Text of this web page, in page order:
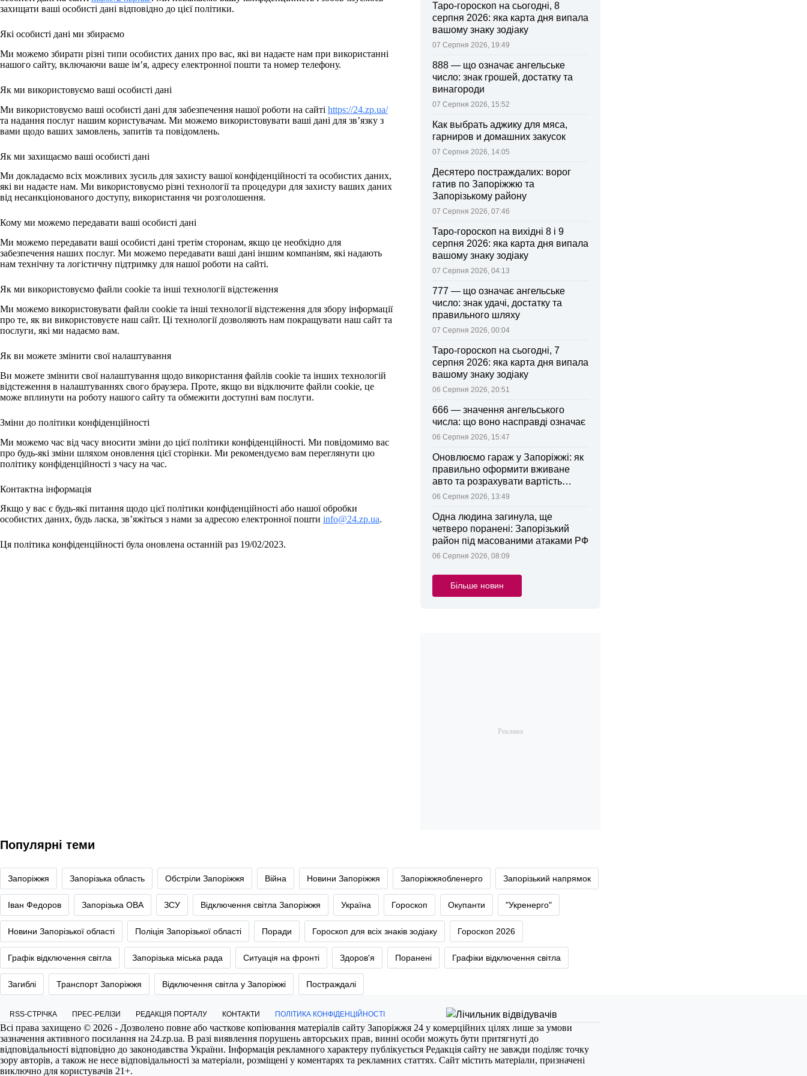
захищати ваші особисті дані відповідно до цієї політики.
Які особисті дані ми збираємо
Ми можемо збирати різні типи особистих даних про вас, які ви надаєте нам при використанні
нашого сайту, включаючи ваше ім’я, адресу електронної пошти та номер телефону.
Як ми використовуємо ваші особисті дані
Ми використовуємо ваші особисті дані для забезпечення нашої роботи на сайті https://24.zp.ua/
та надання послуг нашим користувачам. Ми можемо використовувати ваші дані для зв’язку з
вами щодо ваших замовлень, запитів та повідомлень.
Як ми захищаємо ваші особисті дані
Ми докладаємо всіх можливих зусиль для захисту вашої конфіденційності та особистих даних,
які ви надаєте нам. Ми використовуємо різні технології та процедури для захисту ваших даних
від несанкціонованого доступу, використання чи розголошення.
Кому ми можемо передавати ваші особисті дані
Ми можемо передавати ваші особисті дані третім сторонам, якщо це необхідно для
забезпечення наших послуг. Ми можемо передавати ваші дані іншим компаніям, які надають
нам технічну та логістичну підтримку для нашої роботи на сайті.
Як ми використовуємо файли cookie та інші технології відстеження
Ми можемо використовувати файли cookie та інші технології відстеження для збору інформації
про те, як ви використовуєте наш сайт. Ці технології дозволяють нам покращувати наш сайт та
послуги, які ми надаємо вам.
Як ви можете змінити свої налаштування
Ви можете змінити свої налаштування щодо використання файлів cookie та інших технологій
відстеження в налаштуваннях свого браузера. Проте, якщо ви відключите файли cookie, це
може вплинути на роботу нашого сайту та обмежити доступні вам послуги.
Зміни до політики конфіденційності
Ми можемо час від часу вносити зміни до цієї політики конфіденційності. Ми повідомимо вас
про будь-які зміни шляхом оновлення цієї сторінки. Ми рекомендуємо вам переглянути цю
політику конфіденційності з часу на час.
Контактна інформація
Якщо у вас є будь-які питання щодо цієї політики конфіденційності або нашої обробки
особистих даних, будь ласка, зв’яжіться з нами за адресою електронної пошти info@24.zp.ua.
Ця політика конфіденційності була оновлена останній раз 19/02/2023.
Таро-гороскоп на сьогодні, 8
серпня 2026: яка карта дня випала
вашому знаку зодіаку
07 Серпня 2026, 19:49
888 — що означає ангельське
число: знак грошей, достатку та
винагороди
07 Серпня 2026, 15:52
Как выбрать аджику для мяса,
гарниров и домашних закусок
07 Серпня 2026, 14:05
Десятеро постраждалих: ворог
гатив по Запоріжжю та
Запорізькому району
07 Серпня 2026, 07:46
Таро-гороскоп на вихідні 8 і 9
серпня 2026: яка карта дня випала
вашому знаку зодіаку
07 Серпня 2026, 04:13
777 — що означає ангельське
число: знак удачі, достатку та
правильного шляху
07 Серпня 2026, 00:04
Таро-гороскоп на сьогодні, 7
серпня 2026: яка карта дня випала
вашому знаку зодіаку
06 Серпня 2026, 20:51
666 — значення ангельського
числа: що воно насправді означає
06 Серпня 2026, 15:47
Оновлюємо гараж у Запоріжжі: як
правильно оформити вживане
авто та розрахувати вартість
поліса
06 Серпня 2026, 13:49
Одна людина загинула, ще
четверо поранені: Запорізький
район під масованими атаками РФ
06 Серпня 2026, 08:09
Більше новин
Популярні теми
Запоріжжя Запорізька область Обстріли Запоріжжя Війна Новини Запоріжжя Запоріжжяобленерго Запорізький напрямок
Іван Федоров Запорізька ОВА ЗСУ Відключення світла Запоріжжя Україна Гороскоп Окупанти "Укренерго"
Новини Запорізької області Поліція Запорізької області Поради Гороскоп для всіх знаків зодіаку Гороскоп 2026
Графік відключення світла Запорізька міська рада Ситуація на фронті Здоров'я Поранені Графіки відключення світла
Загиблі Транспорт Запоріжжя Відключення світла у Запоріжжі Постраждалі
RSS-СТРІЧКА ПРЕС-РЕЛІЗИ РЕДАКЦІЯ ПОРТАЛУ КОНТАКТИ ПОЛІТИКА КОНФІДЕНЦІЙНОСТІ
Всі права захищено © 2026 - Дозволено повне або часткове копіювання матеріалів сайту Запоріжжя 24 у комерційних цілях лише за умови
зазначення активного посилання на 24.zp.ua. В разі виявлення порушень авторських прав, винні особи можуть бути притягнуті до
відповідальності відповідно до законодавства України. Інформація рекламного характеру публікується Редакція сайту не завжди поділяє точку
зору авторів, а також не несе відповідальності за матеріали, розміщені у коментарях та рекламних статтях. Сайт містить матеріали, призначені
виключно для користувачів 21+.